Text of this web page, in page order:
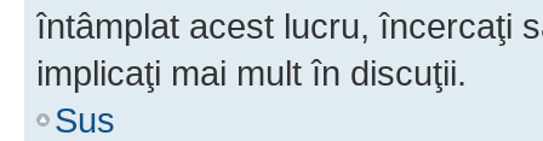
întâmplat acest lucru, încercaţi
implicaţi mai mult în discuţii.
Sus